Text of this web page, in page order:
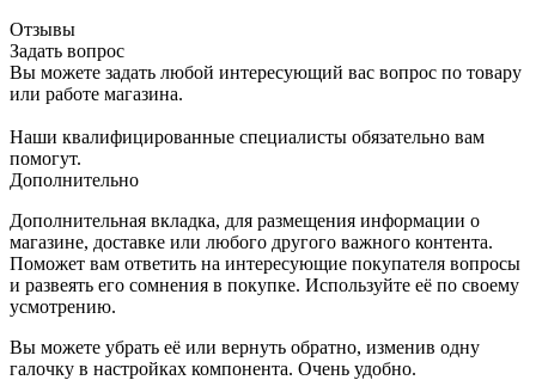
Отзывы
Задать вопрос
Вы можете задать любой интересующий вас вопрос по товару
или работе магазина.
Наши квалифицированные специалисты обязательно вам
помогут.
Дополнительно
Дополнительная вкладка, для размещения информации о
магазине, доставке или любого другого важного контента.
Поможет вам ответить на интересующие покупателя вопросы
и развеять его сомнения в покупке. Используйте её по своему
усмотрению.
Вы можете убрать её или вернуть обратно, изменив одну
галочку в настройках компонента. Очень удобно.